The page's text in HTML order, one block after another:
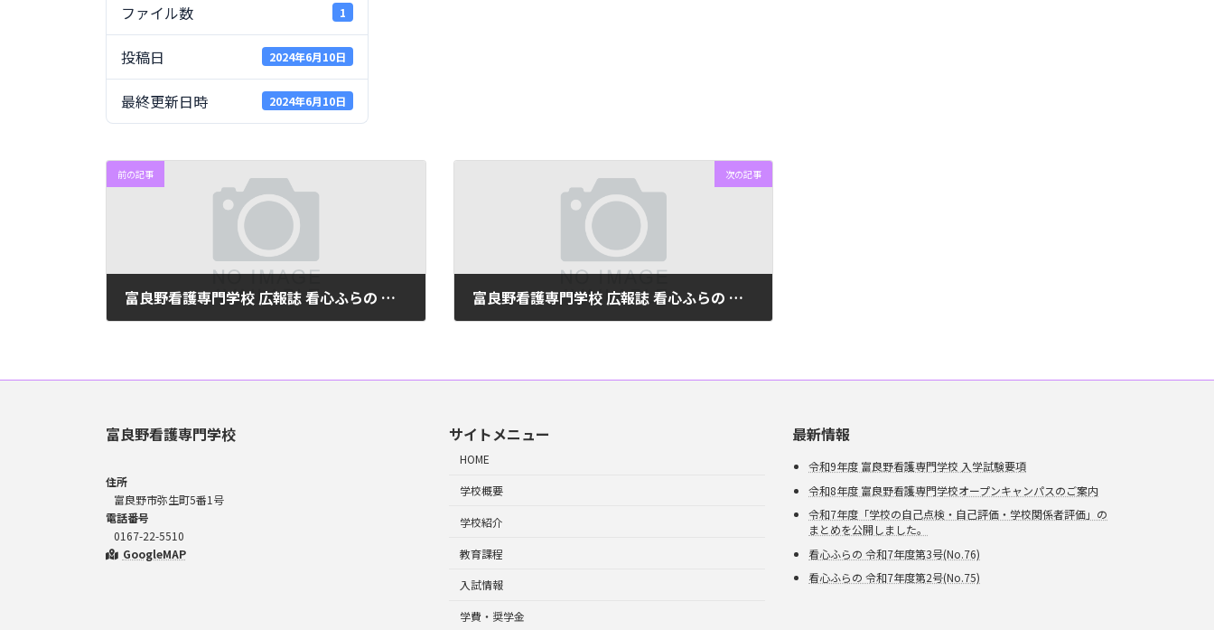
ファイル数 1
投稿日 2024年6月10日
最終更新日時 2024年6月10日
前の記事
富良野看護専門学校 広報誌 看心ふらの 平成24年度第7号(No22)
次の記事
富良野看護専門学校 広報誌 看心ふらの 平成25年度第1号(No24)
富良野看護専門学校
住所
富良野市弥生町5番1号
電話番号
0167-22-5510
GoogleMAP
サイトメニュー
HOME
学校概要
学校紹介
教育課程
入試情報
学費・奨学金
最新情報
令和9年度 富良野看護専門学校 入学試験要項
令和8年度 富良野看護専門学校オープンキャンパスのご案内
令和7年度「学校の自己点検・自己評価・学校関係者評価」の
まとめを公開しました。
看心ふらの 令和7年度第3号(No.76)
看心ふらの 令和7年度第2号(No.75)